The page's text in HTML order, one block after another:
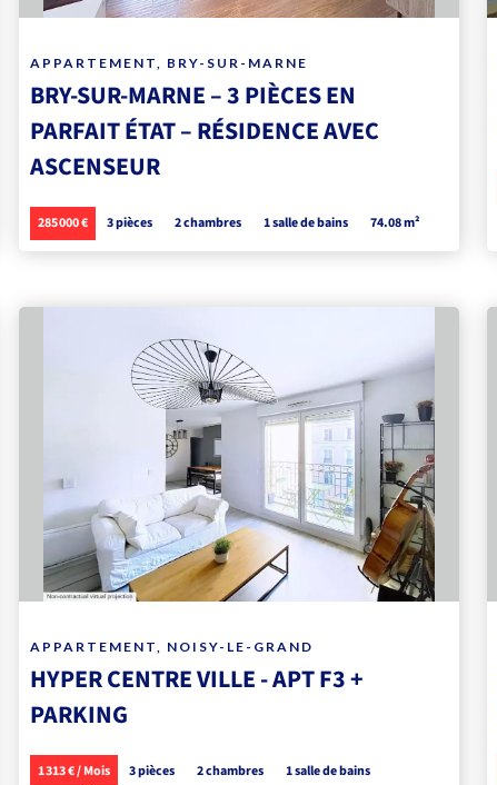
APPARTEMENT, BRY-SUR-MARNE
BRY-SUR-MARNE – 3 PIÈCES EN
PARFAIT ÉTAT – RÉSIDENCE AVEC
ASCENSEUR
285 000 € 3 pièces 2 chambres 1 salle de bains 74.08 m²
APPARTEMENT, NOISY-LE-GRAND
HYPER CENTRE VILLE - APT F3 +
PARKING
1 313 € / Mois 3 pièces 2 chambres
1 salle de bains